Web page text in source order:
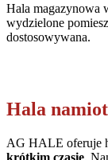
Hala magazynowa
wydzielone
dostosowywana.
Hala
AG HALE oferuje
krótkim czasie.